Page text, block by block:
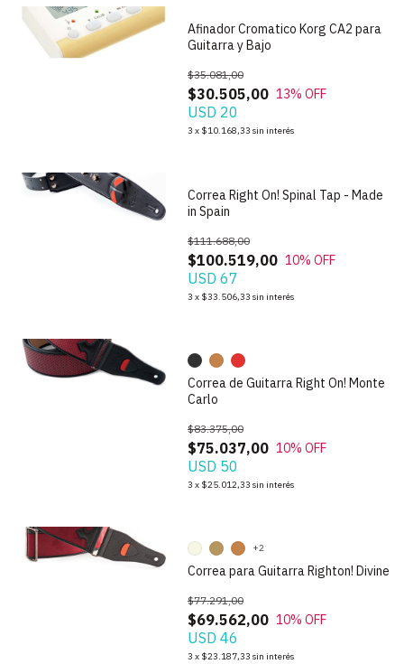
Afinador Cromatico Korg CA2 para
Guitarra y Bajo
$30.505,00
$35.081,00
13% OFF
USD 20
3 x $10.168,33 sin interés
Correa Right On! Spinal Tap - Made
in Spain
$100.519,00
$111.688,00
10% OFF
USD 67
3 x $33.506,33 sin interés
Correa de Guitarra Right On! Monte
Carlo
$75.037,00
$83.375,00
10% OFF
USD 50
3 x $25.012,33 sin interés
Correa para Guitarra Righton! Divine
$69.562,00
$77.291,00
10% OFF
USD 46
3 x $23.187,33 sin interés
+2